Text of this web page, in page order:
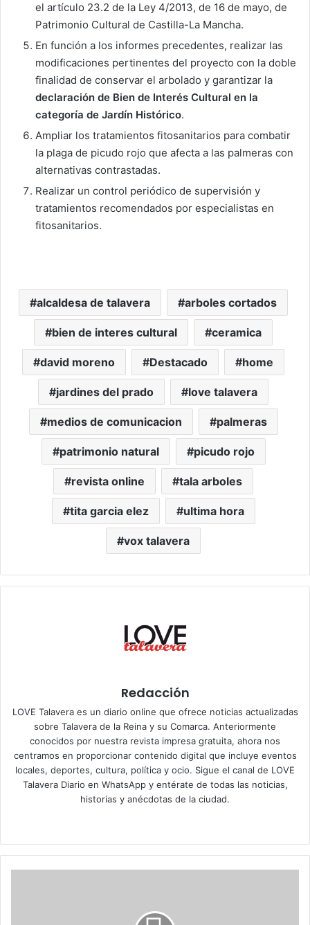
el artículo 23.2 de la Ley 4/2013, de 16 de mayo, de
Patrimonio Cultural de Castilla-La Mancha.
En función a los informes precedentes, realizar las
modificaciones pertinentes del proyecto con la doble
finalidad de conservar el arbolado y garantizar la
declaración de Bien de Interés Cultural en la
categoría de Jardín Histórico.
Ampliar los tratamientos fitosanitarios para combatir
la plaga de picudo rojo que afecta a las palmeras con
alternativas contrastadas.
Realizar un control periódico de supervisión y
tratamientos recomendados por especialistas en
fitosanitarios.
alcaldesa de talavera arboles cortados
bien de interes cultural ceramica
david moreno Destacado home
jardines del prado love talavera
medios de comunicacion palmeras
patrimonio natural picudo rojo
revista online tala arboles
tita garcia elez ultima hora
vox talavera
Redacción
LOVE Talavera es un diario online que ofrece noticias actualizadas
sobre Talavera de la Reina y su Comarca. Anteriormente
conocidos por nuestra revista impresa gratuita, ahora nos
centramos en proporcionar contenido digital que incluye eventos
locales, deportes, cultura, política y ocio. Sigue el canal de LOVE
Talavera Diario en WhatsAppy entérate de todas las noticias,
historias y anécdotas de la ciudad.
we
b
bo
ok
ra
m